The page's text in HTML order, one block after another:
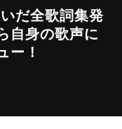
だ全歌詞集発
自身の歌声に
ー！